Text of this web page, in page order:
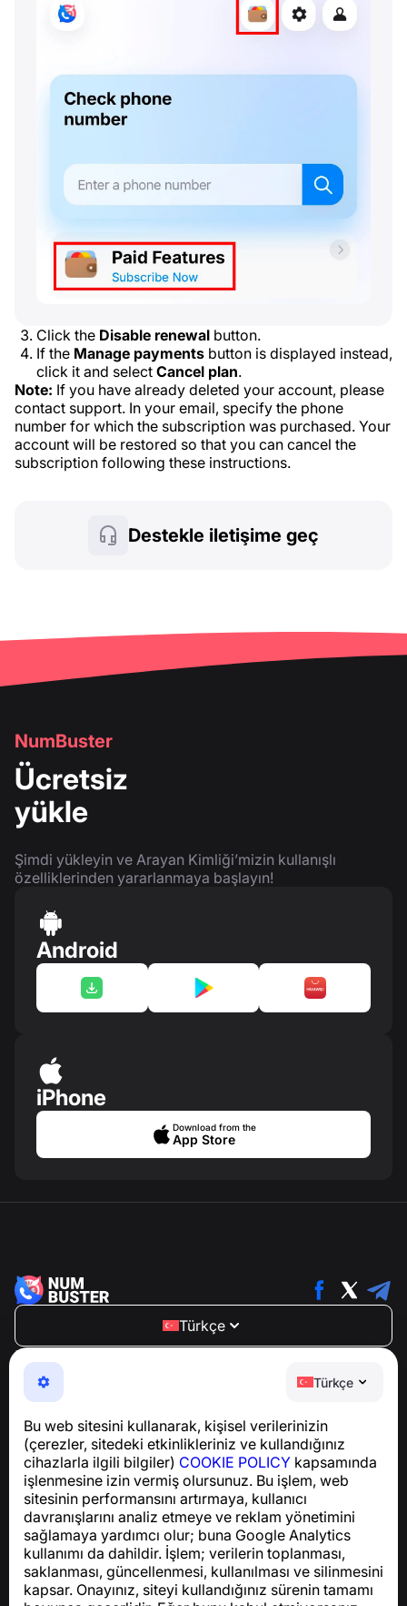
Türkçe
Bu web sitesini kullanarak, kişisel verilerinizin
(çerezler, sitedeki etkinlikleriniz ve kullandığınız
cihazlarla ilgili bilgiler) COOKIE POLICY kapsamında
işlenmesine izin vermiş olursunuz. Bu işlem, web
sitesinin performansını artırmaya, kullanıcı
davranışlarını analiz etmeye ve reklam yönetimini
sağlamaya yardımcı olur; buna Google Analytics
kullanımı da dahildir. İşlem; verilerin toplanması,
saklanması, güncellenmesi, kullanılması ve silinmesini
kapsar. Onayınız, siteyi kullandığınız sürenin tamamı
Click the Disable renewal button.
If the Manage payments button is displayed instead,
click it and select Cancel plan.
Note: If you have already deleted your account, please
contact support. In your email, specify the phone
number for which the subscription was purchased. Your
account will be restored so that you can cancel the
subscription following these instructions.
Destekle iletişime geç
NumBuster
Ücretsiz
yükle
Şimdi yükleyin ve Arayan Kimliği’mizin kullanışlı
özelliklerinden yararlanmaya başlayın!
Android
iPhone
Download from the
App Store
Türkçe
NumBuster © 2013—2026 ·
Telefon dolandırıcılığına, spam’e ve istenmeyen
mesajlara karşı koruma sağlayan kullanımı kolay bir
GDPR uyumluluğu ile ilgili sorular için:
support@numbuster.com
Yardım Merkezi
Haberler ve Makaleler
Proje hakkında
İletişim